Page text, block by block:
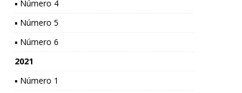
▪ Número 4
▪ Número 5
▪ Número 6
2021
▪ Número 1